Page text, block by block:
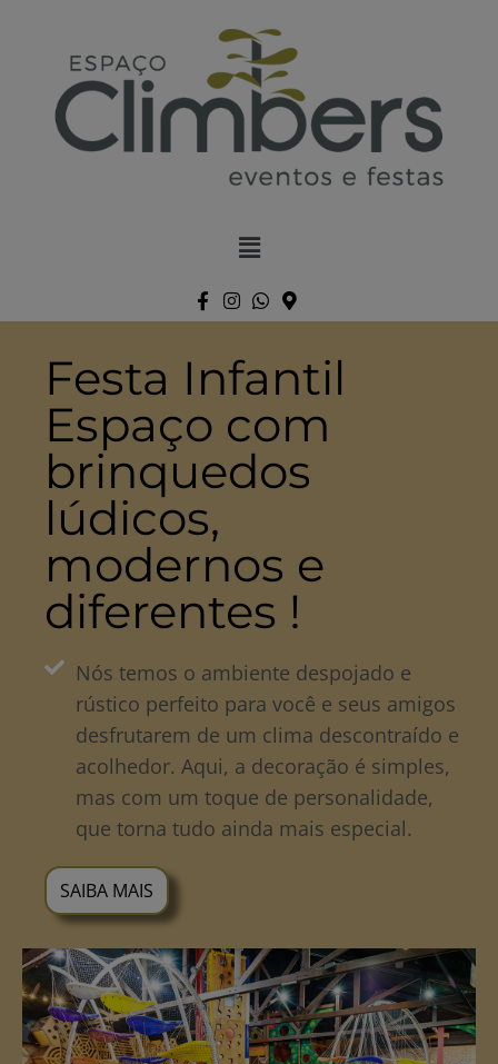
Festa Infantil
Espaço com
brinquedos
lúdicos,
modernos e
diferentes !
Nós temos o ambiente despojado e
rústico perfeito para você e seus amigos
desfrutarem de um clima descontraído e
acolhedor. Aqui, a decoração é simples,
mas com um toque de personalidade,
que torna tudo ainda mais especial.
SAIBA MAIS